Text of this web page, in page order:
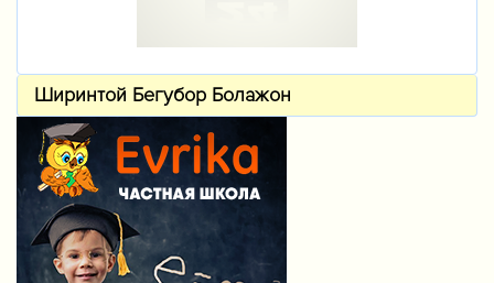
Ширинтой Бегубор Болажон